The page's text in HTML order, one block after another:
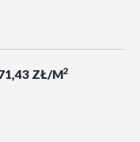
ZŁ/M2